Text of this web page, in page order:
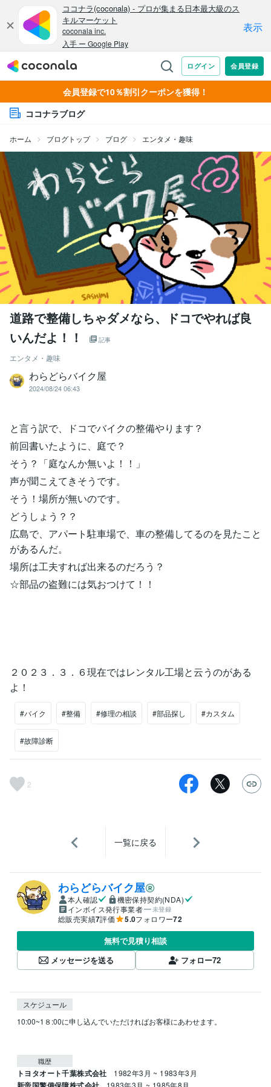
会員登録で10％割引クーポンを獲得！
ココナラブログ
ホーム ブログトップ ブログ エンタメ・趣味
道路で整備しちゃダメなら、ドコでやれば良
いんだよ！！
記事
エンタメ・趣味
わらどらバイク屋
2024/08/24 06:43
と言う訳で、ドコでバイクの整備やります？
前回書いたように、庭で？
そう？「庭なんか無いよ！！」
声が聞こえてきそうです。
そう！場所が無いのです。
どうしょう？？
広島で、アパート駐車場で、車の整備してるのを見たこと
があるんだ。
場所は工夫すれば出来るのだろう？
☆部品の盗難には気おつけて！！
２０２３．３．６現在ではレンタル工場と云うのがある
よ！
#バイク #整備 #修理の相談 #部品探し #カスタム
#故障診断
2
一覧に戻る
わらどらバイク屋
本人確認
機密保持契約(NDA)
インボイス発行事業者
未登録
総販売実績7評価 5.0フォロワー72
無料で見積り相談
メッセージを送る
フォロー72
スケジュール
10:00~1８:00に申し込んでいただければお客様にあわせます。
職歴
トヨタオート千葉株式会社 1982年3月 ~ 1983年3月
1983年3月 ~ 1985年8月